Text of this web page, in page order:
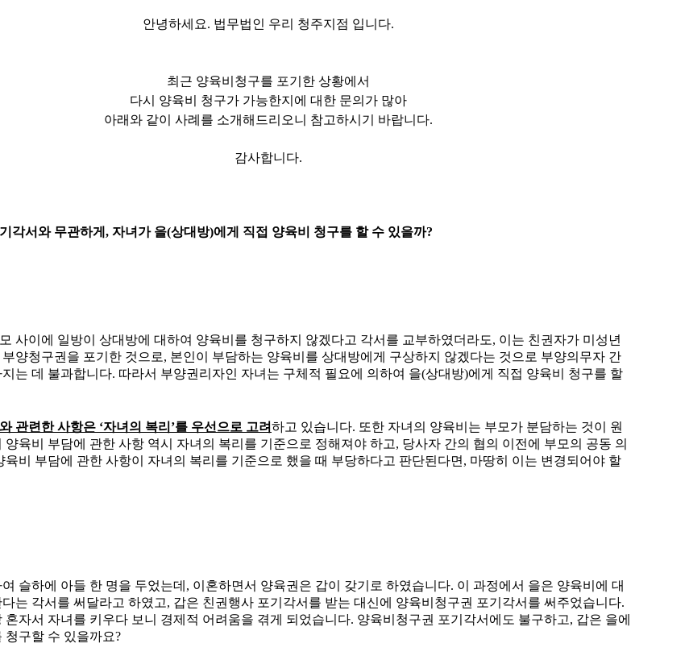
안녕하세요. 법무법인 우리 청주지점 입니다.
최근 양육비청구를 포기한 상황에서
다시 양육비 청구가 가능한지에 대한 문의가 많아
아래와 같이 사례를 소개해드리오니 참고하시기 바랍니다.
감사합니다.
각서와 무관하게 , 자녀가 을(상대방)에게 직접 양육비 청구를 할 수 있을까?
사이에 일방이 상대방에 대하여 양육비를 청구하지 않겠다고 각서를 교부하였더라도, 이는 친권자가 미성년
양청구권을 포기한 것으로, 본인이 부담하는 양육비를 상대방에게 구상하지 않겠다는 것으로 부양의무자 간
는 데 불과합니다. 따라서 부양권리자인 자녀는 구체적 필요에 의하여 을(상대방)에게 직접 양육비 청구를 할
관련한 사항은 ‘자녀의 복리 ’를 우선으로 고려하고 있습니다. 또한 자녀의 양육비는 부모가 분담하는 것이 원
양육비 부담에 관한 사항 역시 자녀의 복리를 기준으로 정해져야 하고, 당사자 간의 협의 이전에 부모의 공동 의
육비 부담에 관한 사항이 자녀의 복리를 기준으로 했을 때 부당하다고 판단된다면 , 마땅히 이는 변경되어야 할
슬하에 아들 한 명을 두었는데 , 이혼하면서 양육권은 갑이 갖기로 하였습니다. 이 과정에서 을은 양육비에 대
는 각서를 써달라고 하였고, 갑은 친권행사 포기각서를 받는 대신에 양육비청구권 포기각서를 써주었습니다.
혼자서 자녀를 키우다 보니 경제적 어려움을 겪게 되었습니다. 양육비청구권 포기각서에도 불구하고, 갑은 을에
청구할 수 있을까요?